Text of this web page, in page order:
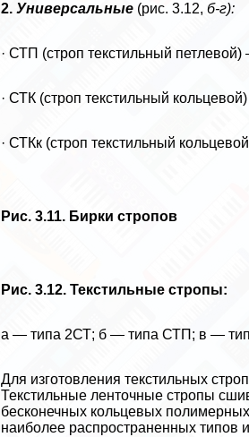
2.Универсальные (рис. 3.12,б-г):
· СТП (строп текстильный
· СТК (строп текстильный
· СТКк (строп текстильный
Рис. 3.11. Бирки стропов
Рис. 3.12. Текстильные стропы:
а — типа 2СТ; б — типа СТП; в —
Для изготовления текстильных
Текстильные ленточные стропы
бесконечных кольцевых
наиболее распространенных типов